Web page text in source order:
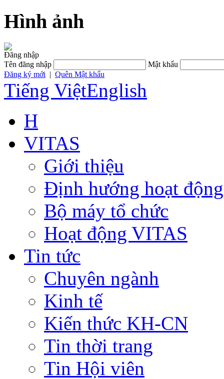
Hình ảnh
Đăng nhập
Tên đăng nhập
Mật khẩu
Đăng ký mới | Quên Mật khẩu
Tiếng ViệtEnglish
H
VITAS
Giới thiệu
Định hướng hoạt động
Bộ máy tổ chức
Hoạt động VITAS
Tin tức
Chuyên ngành
Kinh tế
Kiến thức KH-CN
Tin thời trang
Tin Hội viên